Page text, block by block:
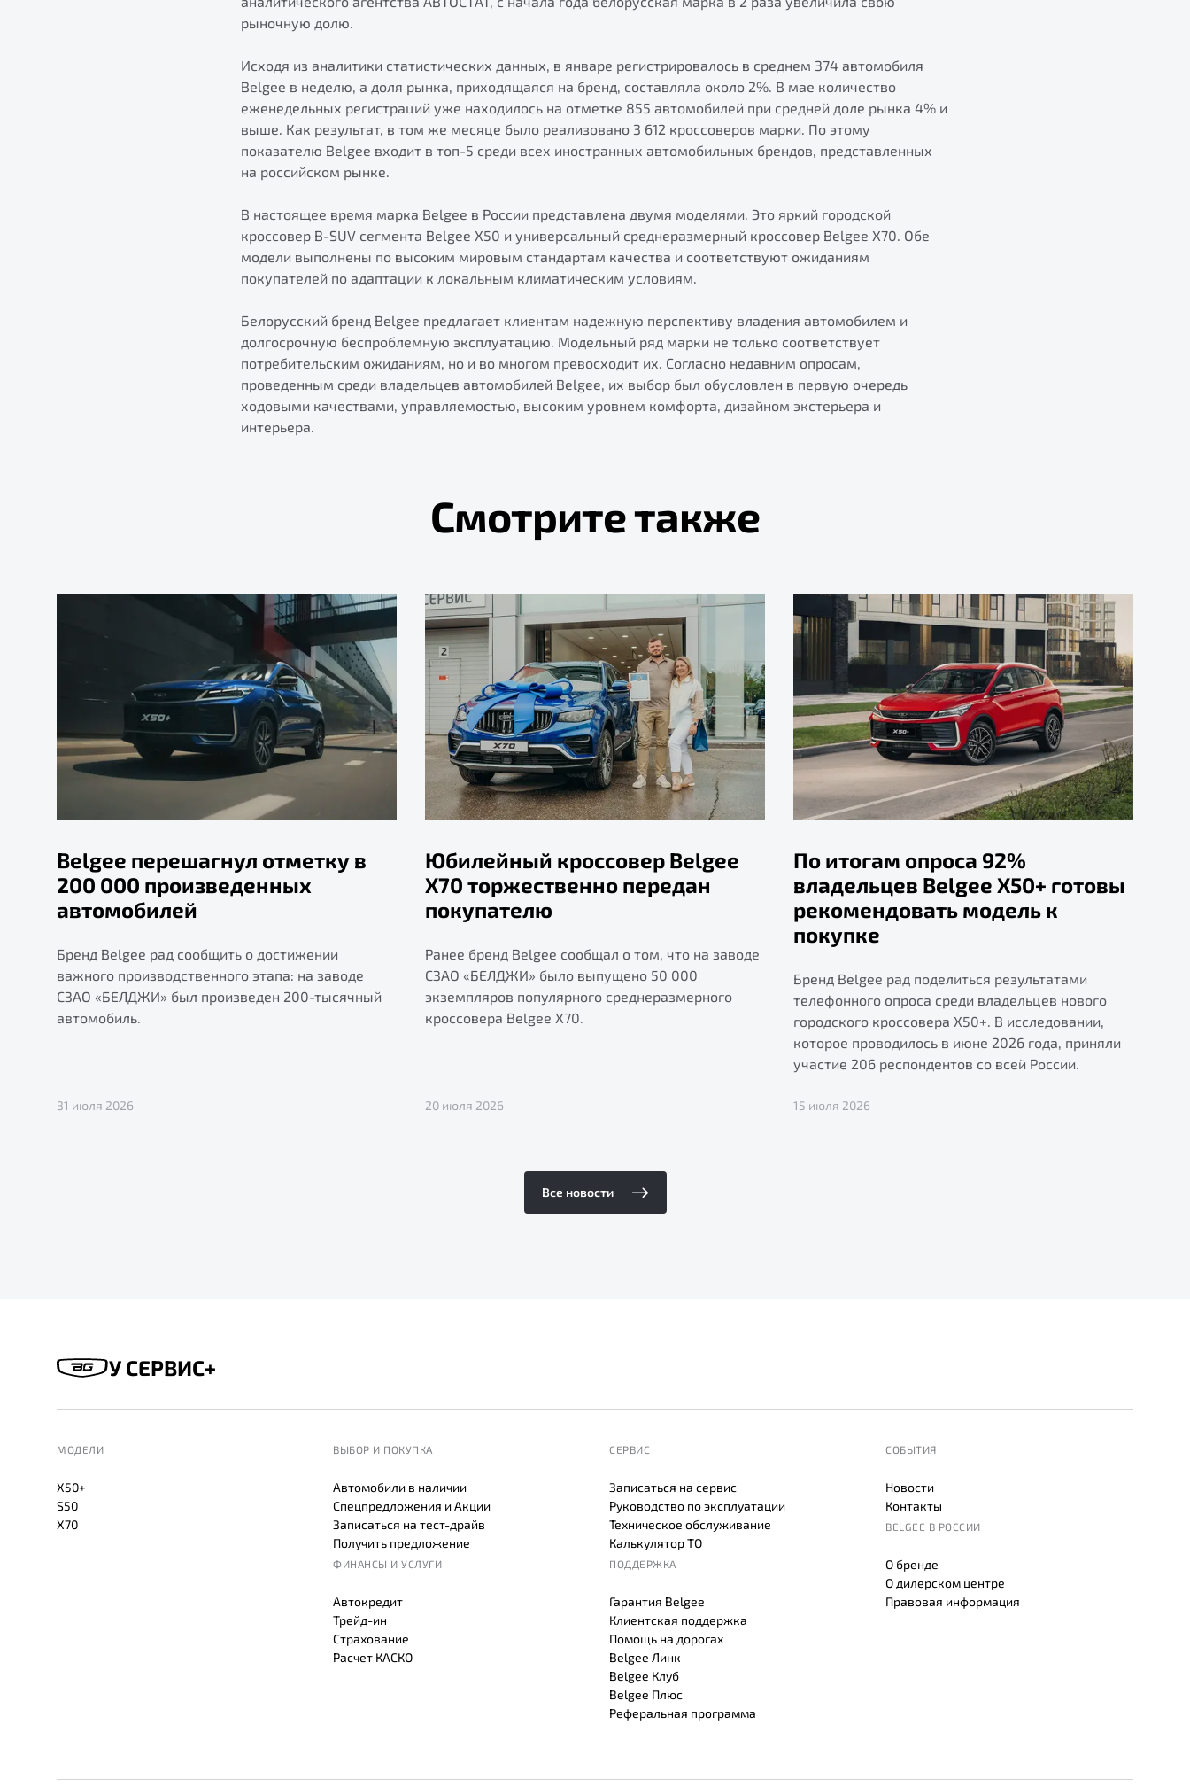
рыночную долю.
Исходя из аналитики статистических данных, в январе регистрировалось в среднем 374 автомобиля
Belgee в неделю, а доля рынка, приходящаяся на бренд, составляла около 2%. В мае количество
еженедельных регистраций уже находилось на отметке 855 автомобилей при средней доле рынка 4% и
выше. Как результат, в том же месяце было реализовано 3 612 кроссоверов марки. По этому
показателю Belgee входит в топ-5 среди всех иностранных автомобильных брендов, представленных
на российском рынке.
В настоящее время марка Belgee в России представлена двумя моделями. Это яркий городской
кроссовер B-SUV сегмента Belgee X50 и универсальный среднеразмерный кроссовер Belgee X70. Обе
модели выполнены по высоким мировым стандартам качества и соответствуют ожиданиям
покупателей по адаптации к локальным климатическим условиям.
Белорусский бренд Belgee предлагает клиентам надежную перспективу владения автомобилем и
долгосрочную беспроблемную эксплуатацию. Модельный ряд марки не только соответствует
потребительским ожиданиям, но и во многом превосходит их. Согласно недавним опросам,
проведенным среди владельцев автомобилей Belgee, их выбор был обусловлен в первую очередь
ходовыми качествами, управляемостью, высоким уровнем комфорта, дизайном экстерьера и
интерьера.
Смотрите также
Belgee перешагнул отметку в
200 000 произведенных
автомобилей
Бренд Belgee рад сообщить о достижении
важного производственного этапа: на заводе
СЗАО «БЕЛДЖИ» был произведен 200-тысячный
автомобиль.
31 июля 2026
Юбилейный кроссовер Belgee
X70 торжественно передан
покупателю
Ранее бренд Belgee сообщал о том, что на заводе
СЗАО «БЕЛДЖИ» было выпущено 50 000
экземпляров популярного среднеразмерного
кроссовера Belgee X70.
20 июля 2026
По итогам опроса 92%
владельцев Belgee X50+ готовы
рекомендовать модель к
покупке
Бренд Belgee рад поделиться результатами
телефонного опроса среди владельцев нового
городского кроссовера X50+. В исследовании,
которое проводилось в июне 2026 года, приняли
участие 206 респондентов со всей России.
15 июля 2026
Все новости
У СЕРВИС+
МОДЕЛИ
X50+
S50
X70
ВЫБОР И ПОКУПКА
Автомобили в наличии
Спецпредложения и Акции
Записаться на тест-драйв
Получить предложение
ФИНАНСЫ И УСЛУГИ
Автокредит
Трейд-ин
Страхование
Расчет КАСКО
СЕРВИС
Записаться на сервис
Руководство по эксплуатации
Техническое обслуживание
Калькулятор ТО
ПОДДЕРЖКА
Гарантия Belgee
Клиентская поддержка
Помощь на дорогах
Belgee Линк
Belgee Клуб
Belgee Плюс
Реферальная программа
СОБЫТИЯ
Новости
Контакты
BELGEE В РОССИИ
О бренде
О дилерском центре
Правовая информация